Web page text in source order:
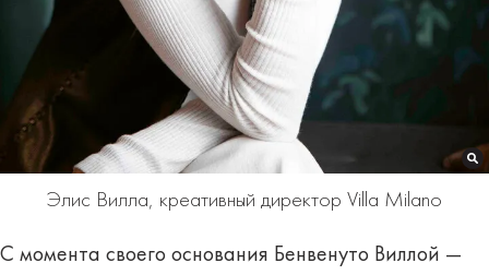
Элис Вилла, креативный директор Villa Milano
С момента своего основания Бенвенуто Виллой —